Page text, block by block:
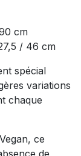
cm
/ 46 cm
spécial
variations
chaque
ce
de